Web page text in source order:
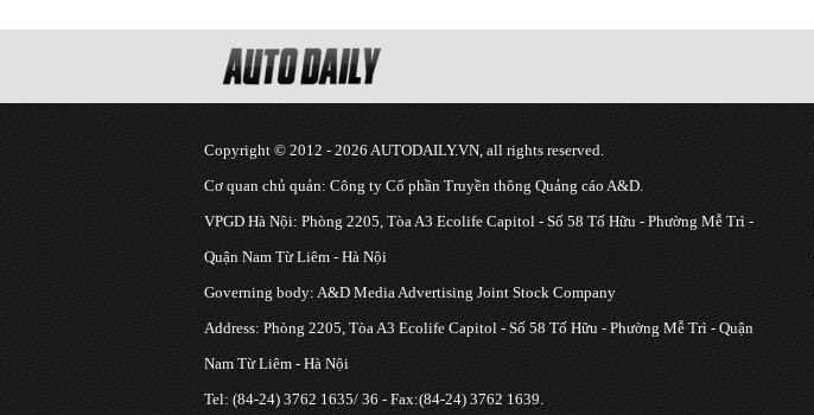
Copyright © 2012 - 2026 AUTODAILY.VN, all rights reserved.
Cơ quan chủ quản: Công ty Cổ phần Truyền thông Quảng cáo A&D.
VPGD Hà Nội: Phòng 2205, Tòa A3 Ecolife Capitol - Số 58 Tố Hữu - Phường Mễ Trì -
Quận Nam Từ Liêm - Hà Nội
Governing body: A&D Media Advertising Joint Stock Company
Address: Phòng 2205, Tòa A3 Ecolife Capitol - Số 58 Tố Hữu - Phường Mễ Trì - Quận
Nam Từ Liêm - Hà Nội
Tel: (84-24) 3762 1635/ 36 - Fax:(84-24) 3762 1639.